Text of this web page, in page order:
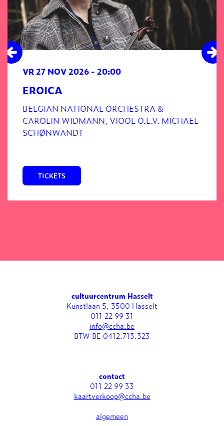
EROICA
BELGIAN NATIONAL ORCHESTRA &
CAROLIN WIDMANN, VIOOL O.L.V. MICHAEL
SCHØNWANDT
VR 27 NOV 2026 - 20:00
TICKETS
cultuurcentrum Hasselt
Kunstlaan 5, 3500 Hasselt
011 22 99 31
info@ccha.be
BTW BE 0412.713.323
contact
011 22 99 33
kaartverkoop@ccha.be
algemeen